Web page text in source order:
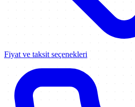
Fiyat ve taksit seçenekleri